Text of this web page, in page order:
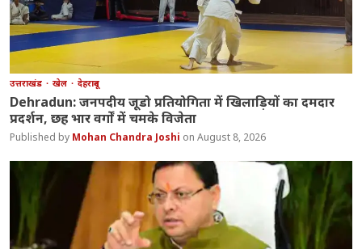
उत्तराखंड खेल देहरादून
Dehradun: जनपदीय जूडो प्रतियोगिता में खिलाड़ियों का दमदार
प्रदर्शन, छह भार वर्गों में चमके विजेता
Mohan Chandra Joshi August 8, 2026